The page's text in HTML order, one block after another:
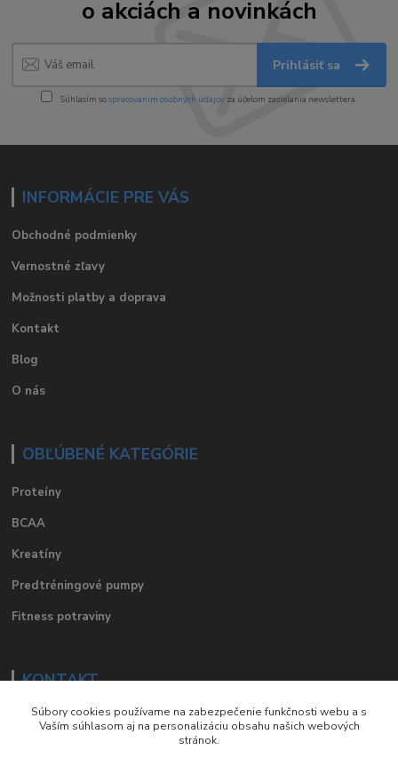
o akciách a novinkách
Prihlásiť sa
Súhlasím sospracovaním osobných údajov za účelom zasielania newslettera.
INFORMÁCIE PRE VÁS
Obchodné podmienky
Vernostné zľavy
Možnosti platby a doprava
Kontakt
Blog
O nás
OBĽÚBENÉ KATEGÓRIE
Proteíny
BCAA
Kreatíny
Predtréningové pumpy
Fitness potraviny
KONTAKT
e-mail:eshop@suplements.sk
Súbory cookies používame na zabezpečenie funkčnosti webu a s
Vaším súhlasom aj na personalizáciu obsahu našich webových
stránok.